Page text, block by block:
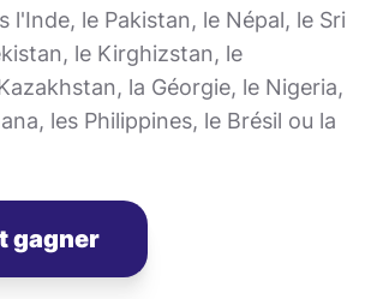
l'Inde, le Pakistan, le Népal, le Sri
le Kirghizstan, le
la Géorgie, le Nigeria,
les Philippines, le Brésil ou la
gagner